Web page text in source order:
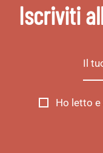
Iscriviti
Ho letto